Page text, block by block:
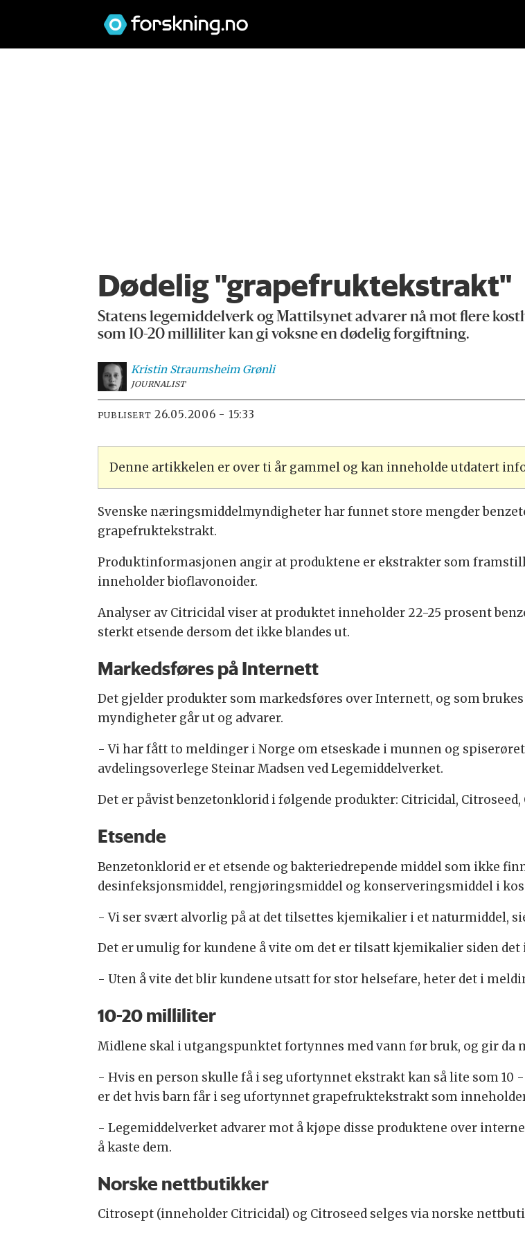
Dødelig "grapefruktekstrakt"
Statens legemiddelverk og Mattilsynet advarer nå mot flere
som 10-20 milliliter kan gi voksne en dødelig forgiftning.
Kristin Straumsheim Grønli
JOURNALIST
PUBLISERT 26.05.2006 - 15:33
Denne artikkelen er over ti år gammel og kan inneholde utdatert
Svenske næringsmiddelmyndigheter har funnet store mengder
grapefruktekstrakt.
Produktinformasjonen angir at produktene er ekstrakter som
inneholder bioflavonoider.
Analyser av Citricidal viser at produktet inneholder 22-25 prosent
sterkt etsende dersom det ikke blandes ut.
Markedsføres på Internett
Det gjelder produkter som markedsføres over Internett, og som
myndigheter går ut og advarer.
- Vi har fått to meldinger i Norge om etseskade i munnen og
avdelingsoverlege Steinar Madsen ved Legemiddelverket.
Det er påvist benzetonklorid i følgende produkter: Citricidal,
Etsende
Benzetonklorid er et etsende og bakteriedrepende middel som ikke
desinfeksjonsmiddel, rengjøringsmiddel og konserveringsmiddel i
- Vi ser svært alvorlig på at det tilsettes kjemikalier i et naturmiddel,
Det er umulig for kundene å vite om det er tilsatt kjemikalier siden
- Uten å vite det blir kundene utsatt for stor helsefare, heter det i
10-20 milliliter
Midlene skal i utgangspunktet fortynnes med vann før bruk, og gir da
- Hvis en person skulle få i seg ufortynnet ekstrakt kan så lite som
er det hvis barn får i seg ufortynnet grapefruktekstrakt som
- Legemiddelverket advarer mot å kjøpe disse produktene over
å kaste dem.
Norske nettbutikker
Citrosept (inneholder Citricidal) og Citroseed selges via norske